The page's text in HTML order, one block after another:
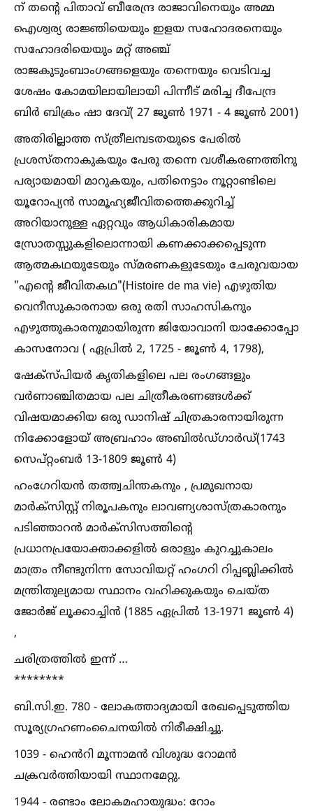
ന് തൻ്റെ പിതാവ് ബീരേന്ദ്ര രാജാവിനെയും അമ്മ
ഐശ്വര്യ രാജ്ഞിയെയും ഇളയ സഹോദരനെയും
സഹോദരിയെയും മറ്റ് അഞ്ച്
രാജകുടുംബാംഗങ്ങളെയും തന്നെയും വെടിവച്ച
ശേഷം കോമയിലായിലായി പിന്നീട് മരിച്ച ദീപേന്ദ്ര
ബിർ ബിക്രം ഷാ ദേവ്( 27 ജൂണ്‍ 1971 - 4 ജൂണ്‍ 2001)
അതിരില്ലാത്ത സ്ത്രീലമ്പടതയുടെ പേരില്‍
പ്രശസ്തനാകുകയും പേരു തന്നെ വശീകരണത്തിനു
പര്യായമായി മാറുകയും, പതിനെട്ടാം നൂറ്റാണ്ടിലെ
യൂറോപ്യൻ സാമൂഹ്യജീവിതത്തെക്കുറിച്ച്‌
അറിയാനുള്ള ഏറ്റവും ആധികാരികമായ
സ്രോതസ്സുകളിലൊന്നായി കണക്കാക്കപ്പെടുന്ന
ആത്മകഥയുടേയും സ്മരണകളുടേയും ചേരുവയായ
"എന്റെ ജീവിതകഥ"(Histoire de ma vie) എഴുതിയ
വെനീസുകാരനായ ഒരു രതി സാഹസികനും
എഴുത്തുകാരനുമായിരുന്ന ജിയോവാനി യാക്കോപ്പോ
കാസനോവ ( ഏപ്രില്‍ 2, 1725 - ജൂണ്‍ 4, 1798),
ഷേക്സ്പിയർ കൃതികളിലെ പല രംഗങ്ങളും
വർണാഞ്ചിതമായ പല ചിത്രീകരണങ്ങള്‍ക്ക്
വിഷയമാക്കിയ ഒരു ഡാനിഷ് ചിത്രകാരനായിരുന്ന
‍നിക്കോളോയ് അബ്രഹാം അബില്‍ഡ്‌ഗാർഡ്(1743
സെപ്റ്റംബർ 13-1809 ജൂണ്‍ 4)
ഹംഗേറിയൻ തത്ത്വചിന്തകനും , പ്രമുഖനായ
മാർക്സിസ്റ്റ് നിരൂപകനും ലാവണ്യശാസ്ത്രകാരനും
പടിഞ്ഞാറൻ മാർക്സിസത്തിന്റെ
പ്രധാനപ്രയോക്താക്കളില്‍ ഒരാളും കുറച്ചുകാലം
മാത്രം നീണ്ടുനിന്ന സോവിയറ്റ് ഹംഗറി റിപ്പബ്ലിക്കില്‍
മന്ത്രിതുല്യമായ സ്ഥാനം വഹിക്കുകയും ചെയ്ത
ജോർജ് ലൂക്കാച്ചിൻ (1885 ഏപ്രില്‍ 13-1971 ജൂണ്‍ 4)
,
ചരിത്രത്തില്‍ ഇന്ന് …
********
ബി.സി.ഇ. 780 - ലോകത്താദ്യമായി രേഖപ്പെടുത്തിയ
സൂര്യഗ്രഹണംചൈനയില്‍ നിരീക്ഷിച്ചു.
1039 - ഹെൻ‌റി മൂന്നാമൻ വിശുദ്ധ റോമൻ
ചക്രവർത്തിയായി സ്ഥാനമേറ്റു.
1944 - രണ്ടാം ലോകമഹായുദ്ധം: റോം